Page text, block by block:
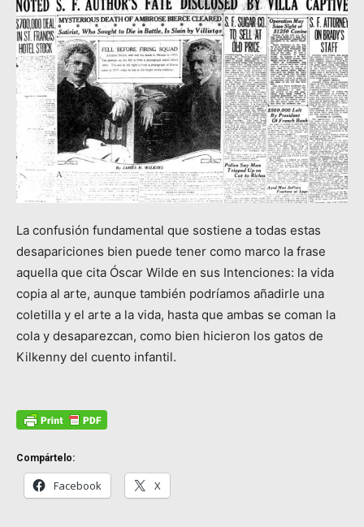
La confusión fundamental que sostiene a todas estas
desapariciones bien puede tener como marco la frase
aquella que cita Óscar Wilde en sus Intenciones: la vida
copia al arte, aunque también podríamos añadirle una
coletilla y el arte a la vida, hasta que ambas se coman la
cola y desaparezcan, como bien hicieron los gatos de
Kilkenny del cuento infantil.
Compártelo:
Facebook X